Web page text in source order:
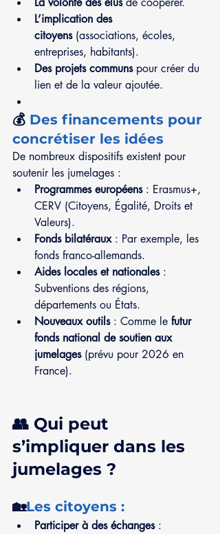
L’implication des
citoyens (associations, écoles,
entreprises, habitants).
Des projets communs pour créer du
lien et de la valeur ajoutée.
💰 Des financements pour
concrétiser les idées
De nombreux dispositifs existent pour
soutenir les jumelages :
Programmes européens : Erasmus+,
CERV (Citoyens, Égalité, Droits et
Valeurs).
Fonds bilatéraux : Par exemple, les
fonds franco-allemands.
Aides locales et nationales :
Subventions des régions,
départements ou États.
Nouveaux outils : Comme le futur
fonds national de soutien aux
jumelages (prévu pour 2026 en
France).
👥 Qui peut
s’impliquer dans les
jumelages ?
🏡Les citoyens :
Participer à des échanges :